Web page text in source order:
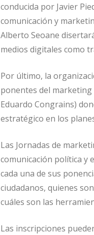
conducida por Javier
comunicación y
Alberto Seoane
medios digitales como
Por último, la
ponentes del
Eduardo Congrains)
estratégico en los
Las Jornadas de
comunicación política y
cada una de sus
ciudadanos, quienes
cuáles son las
Las inscripciones